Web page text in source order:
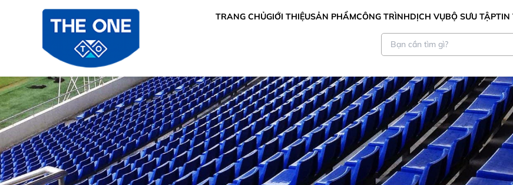
TRANG CHỦGIỚI THIỆUSẢN PHẨMCÔNG TRÌNHDỊCH VỤBỘ SƯU TẬPTIN